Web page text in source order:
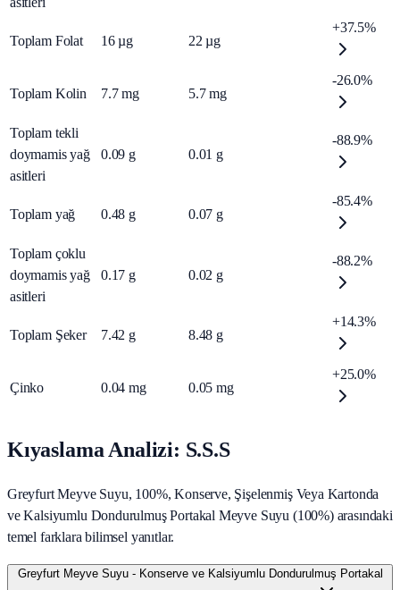
Toplam Folat 16 µg 22 µg
+37.5%
Toplam Kolin 7.7 mg 5.7 mg
-26.0%
Toplam tekli
doymamis yağ
asitleri
0.09 g 0.01 g
-88.9%
Toplam yağ 0.48 g 0.07 g
-85.4%
Toplam çoklu
doymamis yağ
asitleri
0.17 g 0.02 g
-88.2%
Toplam Şeker 7.42 g 8.48 g
+14.3%
Çinko 0.04 mg 0.05 mg
+25.0%
Kıyaslama Analizi: S.S.S
Greyfurt Meyve Suyu, 100%, Konserve, Şişelenmiş Veya Kartonda
ve Kalsiyumlu Dondurulmuş Portakal Meyve Suyu (100%) arasındaki
temel farklara bilimsel yanıtlar.
Greyfurt Meyve Suyu - Konserve ve Kalsiyumlu Dondurulmuş Portakal